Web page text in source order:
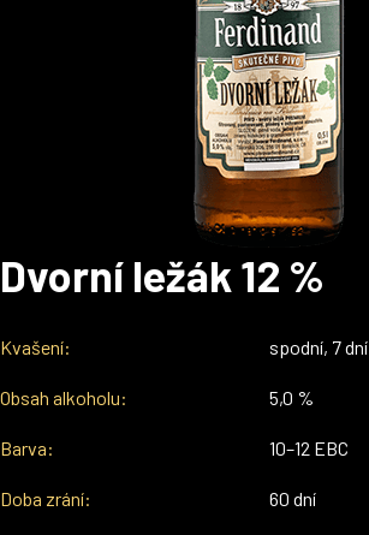
Dvorní ležák 12 %
Kvašení: spodní, 7 dní
Obsah alkoholu: 5,0 %
Barva: 10–12 EBC
Doba zrání: 60 dní